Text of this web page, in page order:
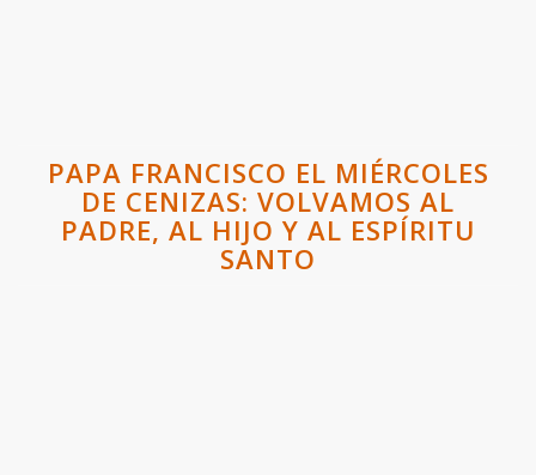
PAPA FRANCISCO EL MIÉRCOLES
DE CENIZAS: VOLVAMOS AL
PADRE, AL HIJO Y AL ESPÍRITU
SANTO